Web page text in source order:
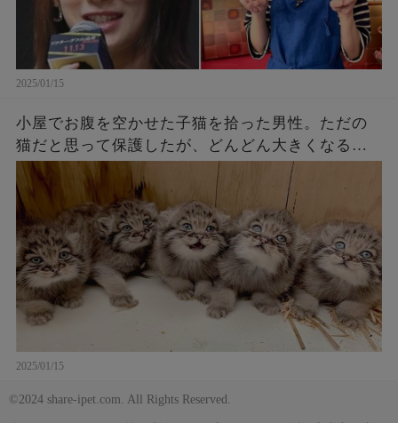
2025/01/15
小屋でお腹を空かせた子猫を拾った男性。ただの
猫だと思って保護したが、どんどん大きくなるに
つれてその正体にビックリ【感動】!
2025/01/15
©2024 share-ipet.com. All Rights Reserved.